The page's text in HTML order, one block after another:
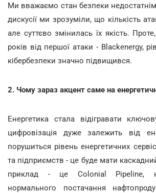
Ми вважаємо стан безпеки
дискусії ми зрозуміли, що кількість
але суттєво змінилась їх якість.
років від першої атаки - Blackenergy,
кібербезпеки значно підвищився.
2. Чому зараз акцент саме на
Енергетика стала відігравати
цифровізація дуже залежить від
порушиться рівень енергетичних
та підприємств - це буде мати
приклад - це Colonial Pipeline,
нормального постачання